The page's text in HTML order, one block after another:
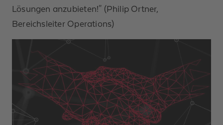
Lösungen anzubieten!" (Philip Ortner,
Bereichsleiter Operations)